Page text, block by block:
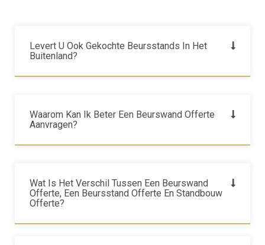
Levert U Ook Gekochte Beursstands In Het
Buitenland?
Waarom Kan Ik Beter Een Beurswand Offerte
Aanvragen?
Wat Is Het Verschil Tussen Een Beurswand
Offerte, Een Beursstand Offerte En Standbouw
Offerte?